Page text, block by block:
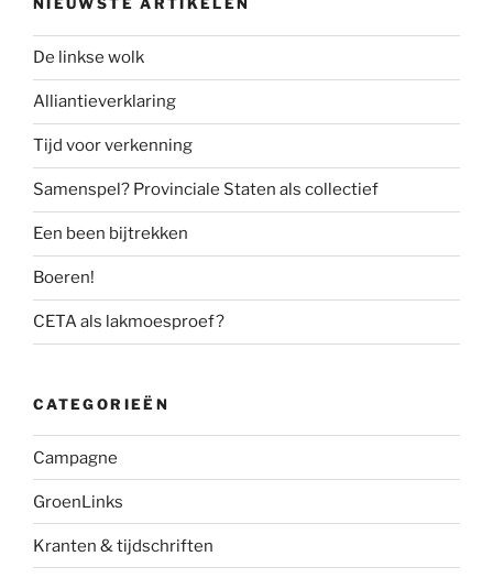
NIEUWSTE ARTIKELEN
De linkse wolk
Alliantieverklaring
Tijd voor verkenning
Samenspel? Provinciale Staten als collectief
Een been bijtrekken
Boeren!
CETA als lakmoesproef?
CATEGORIEËN
Campagne
GroenLinks
Kranten & tijdschriften